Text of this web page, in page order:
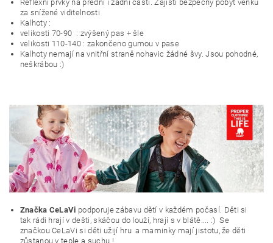
Reflexní prvky na přední i zadní části. Zajistí bezpečný pobyt venku
za snížené viditelnosti
Kalhoty :
velikosti 70-90 : zvýšený pas + šle
velikosti 110-140 : zakončeno gumou v pase
Kalhoty nemají na vnitřní straně nohavic žádné švy. Jsou pohodné,
neškrábou :)
Značka CeLaVi podporuje zábavu dětí v každém počasí. Děti si
tak rádi hrají v dešti, skáčou do louží, hrají s v blátě.... :) Se
značkou CeLaVi si děti užijí hru a maminky mají jistotu, že děti
zůstanou v teple a suchu !